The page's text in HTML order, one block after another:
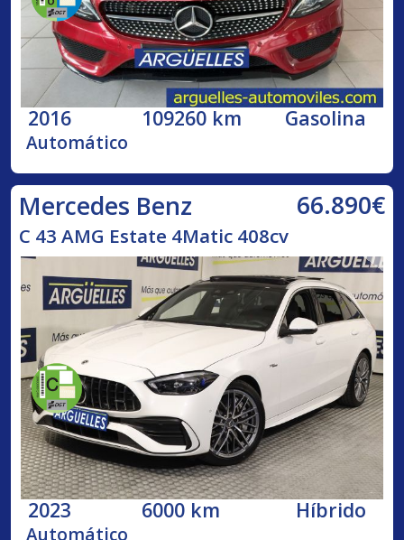
2016 109260 km Gasolina
Automático
Mercedes Benz 66.890€
C 43 AMG Estate 4Matic 408cv
2023 6000 km Híbrido
Automático